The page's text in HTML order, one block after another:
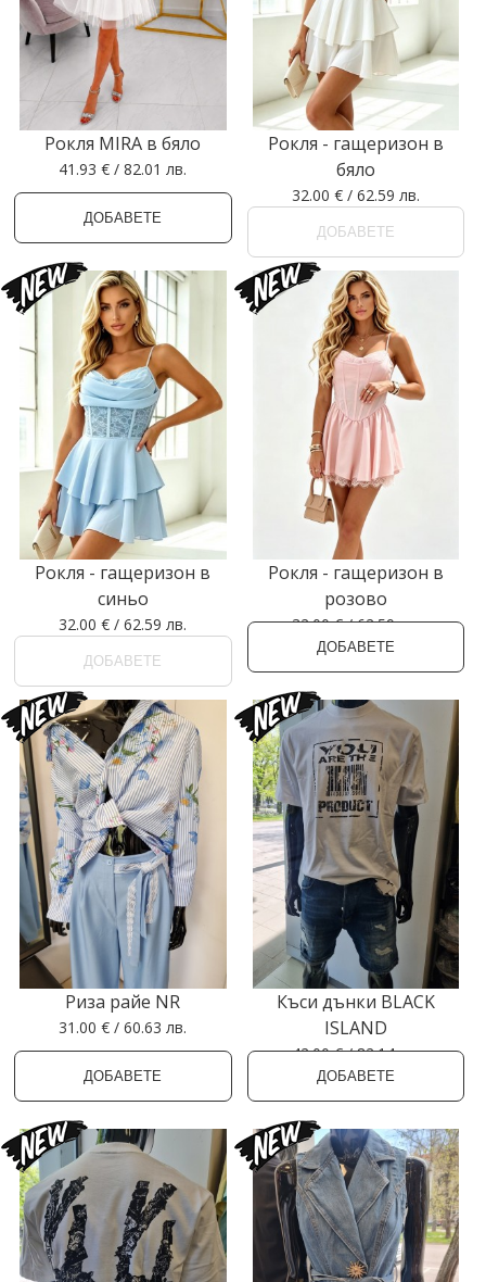
Рокля MIRA в бяло
41.93 € / 82.01 лв.
ДОБАВЕТЕ
Рокля - гащеризон в
бяло
32.00 € / 62.59 лв.
ДОБАВЕТЕ
Рокля - гащеризон в
синьо
32.00 € / 62.59 лв.
ДОБАВЕТЕ
Рокля - гащеризон в
розово
32.00 € / 62.59 лв.
ДОБАВЕТЕ
Риза райе NR
31.00 € / 60.63 лв.
ДОБАВЕТЕ
Къси дънки BLACK
ISLAND
42.00 € / 82.14 лв.
ДОБАВЕТЕ